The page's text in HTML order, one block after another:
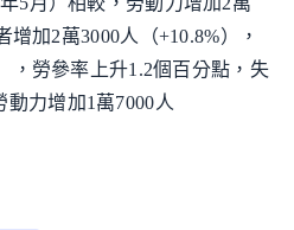
增加2萬3000人（+10.8%），
，勞參率上升1.2個百分點，失
力增加1萬7000人